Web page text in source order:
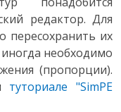
редактор. Для
пересохранить их
необходимо
(пропорции).
туториале "SimPE